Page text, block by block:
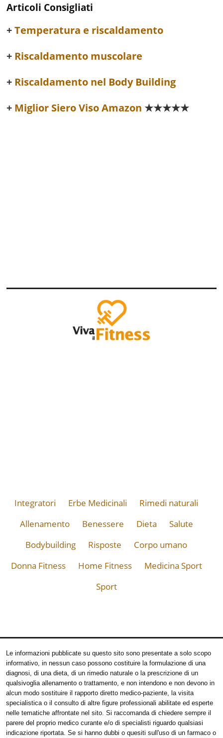
Articoli Consigliati
Temperatura e riscaldamento
Riscaldamento muscolare
Riscaldamento nel Body Building
Miglior Siero Viso Amazon ★★★★★
Integratori Erbe Medicinali
Rimedi naturali
Allenamento
Benessere Dieta
Salute
Bodybuilding
Risposte
Corpo umano
Donna Fitness
Home Fitness
Medicina Sport
Sport
Le informazioni pubblicate su questo sito sono presentate a solo scopo
informativo, in nessun caso possono costituire la formulazione di una
diagnosi, di una dieta, di un rimedio naturale o la prescrizione di un
qualsivoglia allenamento o trattamento, e non intendono e non devono in
alcun modo sostituire il rapporto diretto medico-paziente, la visita
specialistica o il consulto di altre figure professionali abilitate ed esperte
nelle tematiche affrontate nel sito. Si raccomanda di chiedere sempre il
parere del proprio medico curante e/o di specialisti riguardo qualsiasi
indicazione riportata. Se si hanno dubbi o quesiti sull'uso di un farmaco o